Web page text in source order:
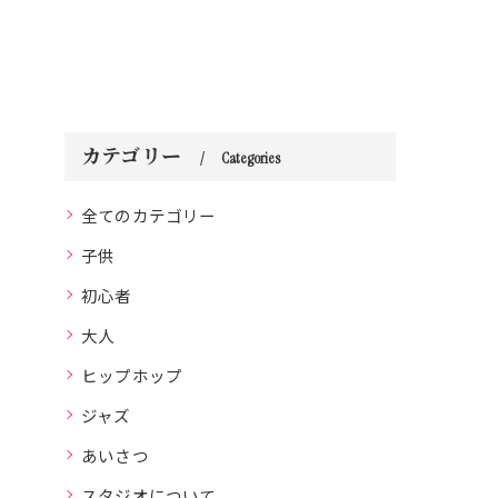
カテゴリー Categories
全てのカテゴリー
子供
初心者
大人
ヒップホップ
ジャズ
あいさつ